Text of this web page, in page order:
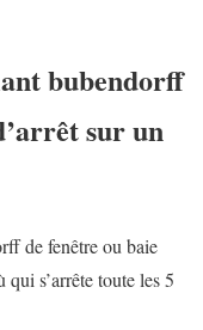
bubendorff
sur un
de fenêtre ou baie
s’arrête toute les 5